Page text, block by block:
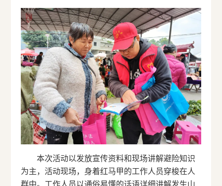
本次活动以发放宣传资料和现场讲解避险知识
为主，活动现场，身着红马甲的工作人员穿梭在人
群中。工作人员以通俗易懂的话语详细讲解发生山